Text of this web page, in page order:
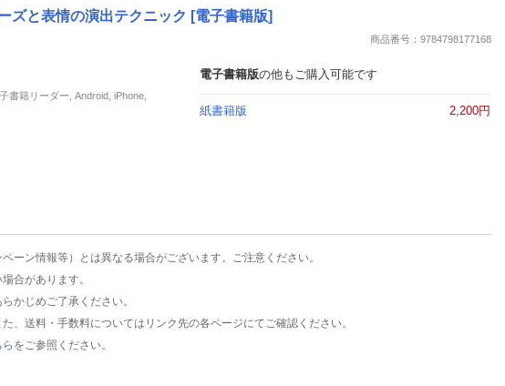
推し楽
ズと表情の演出テクニック [電子書籍版]
商品番号：9784798177168
書籍リーダー, Android, iPhone,
電子書籍版の他もご購入可能です
紙書籍版 2,200円
ン情報等）とは異なる場合がございます。ご注意ください。
合があります。
かじめご了承ください。
送料・手数料についてはリンク先の各ページにてご確認ください。
ら をご参照ください。